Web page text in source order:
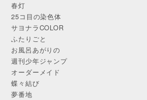
春灯
25コ目の染色体
サヨナラCOLOR
ふたりごと
お風呂あがりの
週刊少年ジャンプ
オーダーメイド
蝶々結び
夢番地